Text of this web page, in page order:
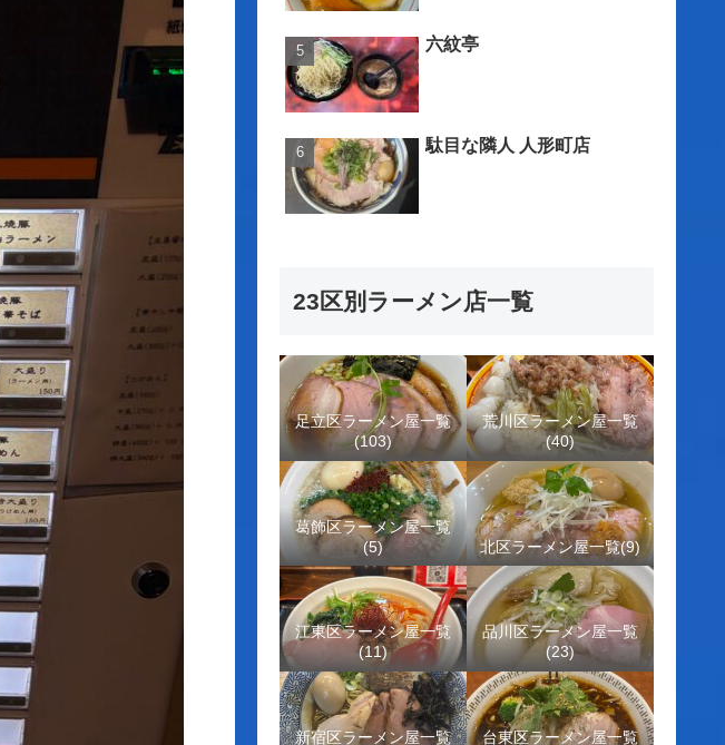
六紋亭
駄目な隣人 人形町店
23区別ラーメン店一覧
足立区ラーメン屋一覧
(103)
荒川区ラーメン屋一覧
(40)
葛飾区ラーメン屋一覧
(5)
北区ラーメン屋一覧(9)
江東区ラーメン屋一覧
(11)
品川区ラーメン屋一覧
(23)
新宿区ラーメン屋一覧 台東区ラーメン屋一覧